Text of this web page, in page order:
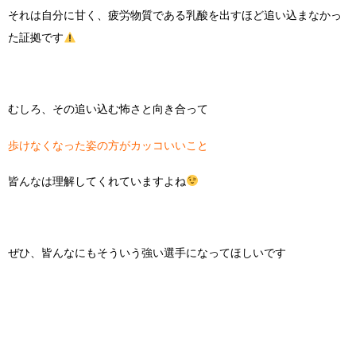
それは自分に甘く、疲労物質である乳酸を出すほど追い込まなかっ
た証拠です
むしろ、その追い込む怖さと向き合って
歩けなくなった姿の方がカッコいいこと
皆んなは理解してくれていますよね
ぜひ、皆んなにもそういう強い選手になってほしいです